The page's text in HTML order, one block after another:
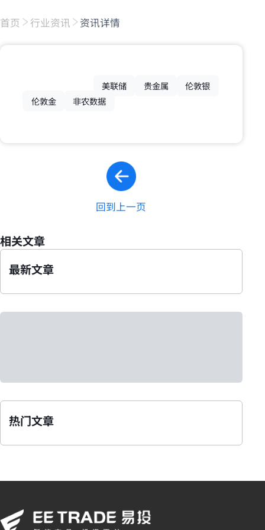
首页 行业资讯 资讯详情
美联储 贵金属
伦敦银
伦敦金
非农数据
回到上一页
相关文章
最新文章
热门文章